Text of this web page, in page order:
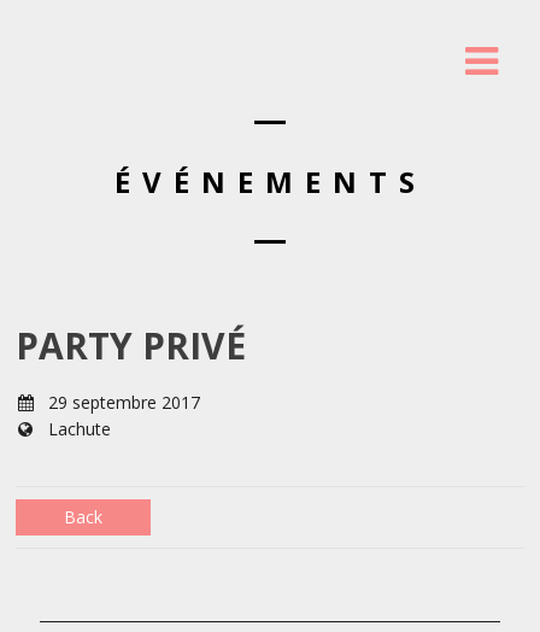
ÉVÉNEMENTS
PARTY PRIVÉ
29 septembre 2017
Lachute
Back